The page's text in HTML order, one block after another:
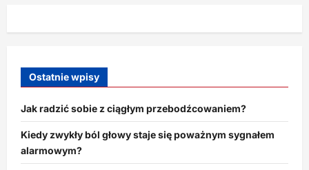
Ostatnie wpisy
Jak radzić sobie z ciągłym przebodźcowaniem?
Kiedy zwykły ból głowy staje się poważnym sygnałem
alarmowym?